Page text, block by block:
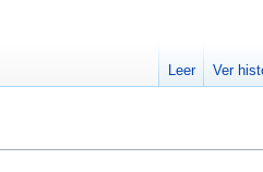
Leer Ver